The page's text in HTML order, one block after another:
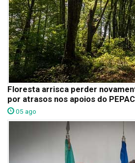
Floresta arrisca perder
por atrasos nos apoios do PEPAC
05 ago